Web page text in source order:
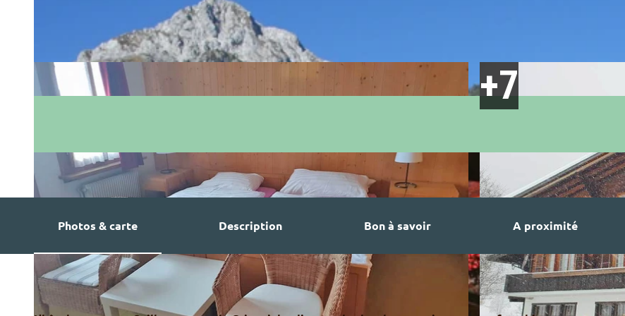
Photos & carte Description Bon à savoir A proximité